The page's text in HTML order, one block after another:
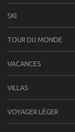
SKI
TOUR DU MONDE
VACANCES
VILLAS
VOYAGER LÉGER